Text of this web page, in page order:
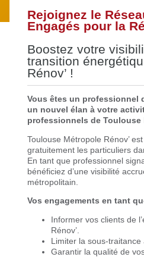
Rejoignez le
Engagés pour la
Boostez votre
transition
Rénov’ !
Vous êtes un professionnel
un nouvel élan à votre
professionnels de Toulouse
Toulouse Métropole Rénov’
gratuitement les particuliers
En tant que professionnel
bénéficiez d’une visibilité
métropolitain.
Vos engagements en tant
Informer vos clients de
Rénov’.
Limiter la sous-
Garantir la qualité de